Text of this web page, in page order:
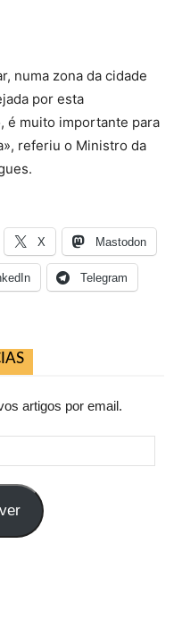
numa zona da cidade
por esta
é muito importante para
referiu o Ministro da
X Mastodon
Telegram
artigos por email.